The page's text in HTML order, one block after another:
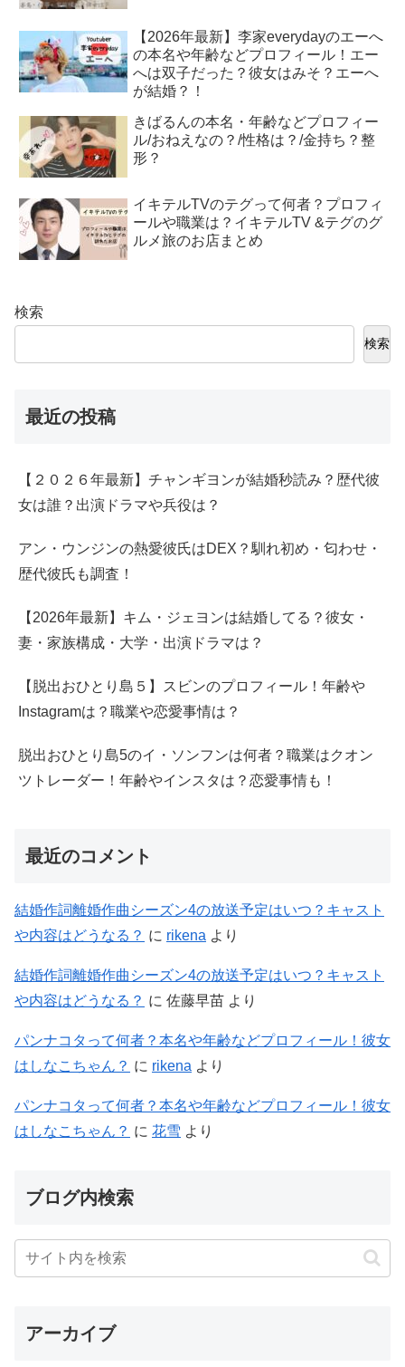
【2026年最新】李家everydayのエーへ
の本名や年齢などプロフィール！エー
へは双子だった？彼女はみそ？エーへ
が結婚？！
きばるんの本名・年齢などプロフィー
ル/おねえなの？/性格は？/金持ち？整
形？
イキテルTVのテグって何者？プロフィ
ールや職業は？イキテルTV &テグのグ
ルメ旅のお店まとめ
検索
検索
最近の投稿
【２０２６年最新】チャンギヨンが結婚秒読み？歴代彼
女は誰？出演ドラマや兵役は？
アン・ウンジンの熱愛彼氏はDEX？馴れ初め・匂わせ・
歴代彼氏も調査！
【2026年最新】キム・ジェヨンは結婚してる？彼女・
妻・家族構成・大学・出演ドラマは？
【脱出おひとり島５】スビンのプロフィール！年齢や
Instagramは？職業や恋愛事情は？
脱出おひとり島5のイ・ソンフンは何者？職業はクオン
ツトレーダー！年齢やインスタは？恋愛事情も！
最近のコメント
結婚作詞離婚作曲シーズン4の放送予定はいつ？キャスト
や内容はどうなる？ に rikena より
結婚作詞離婚作曲シーズン4の放送予定はいつ？キャスト
や内容はどうなる？ に 佐藤早苗 より
パンナコタって何者？本名や年齢などプロフィール！彼女
はしなこちゃん？ に rikena より
パンナコタって何者？本名や年齢などプロフィール！彼女
はしなこちゃん？ に 花雪 より
ブログ内検索
アーカイブ